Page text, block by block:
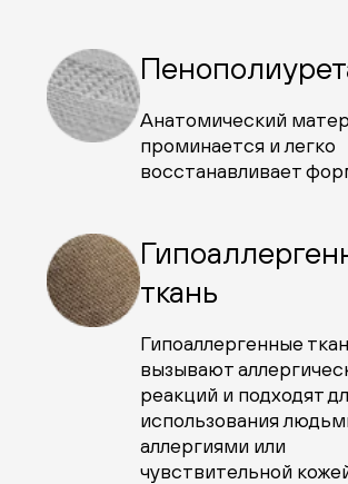
Анатомический
проминается и легко
восстанавливает
ткань
Гипоаллергенные
вызывают
реакций и подходят
использования
аллергиями или
чувствительной